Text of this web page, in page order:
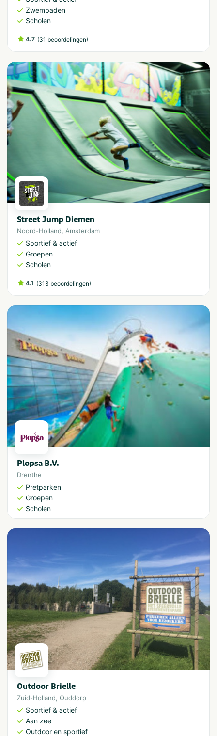
Zwembaden
Scholen
4.7 (31 beoordelingen)
Street Jump Diemen
Noord-Holland, Amsterdam
Sportief & actief
Groepen
Scholen
4.1 (313 beoordelingen)
Plopsa B.V.
Drenthe
Pretparken
Groepen
Scholen
Outdoor Brielle
Zuid-Holland, Ouddorp
Sportief & actief
Aan zee
Outdoor en sportief